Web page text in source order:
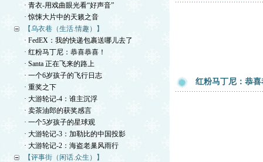
· 青衣-用戏曲眼光看“好声音”
· 惊悚大片中的天籁之音
【乌衣巷（生活.情趣）】
· FedEX：我的快递包裹送哪儿去了
· 红粉马丁尼：恭喜恭喜！
· Santa 正在飞来的路上
· 一个6岁孩子的飞行日志
· 重奖之下
· 大游轮记-4：谁主沉浮
· 卖茶油郎的获奖感言
· 一个5岁孩子的星球观
· 大游轮记-3：加勒比的中国投影
· 大游轮记-2：海盗老巢风雨行
【评事街（闲话.众生）】
红粉马丁尼：恭